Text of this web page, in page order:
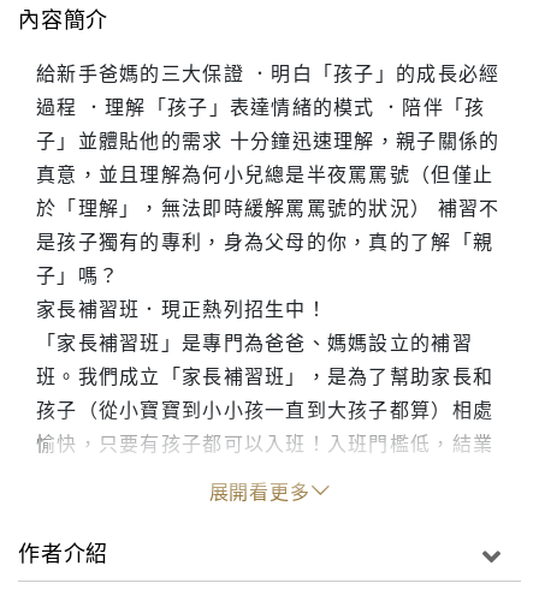
內容簡介
給新手爸媽的三大保證 ．明白「孩子」的成長必經
過程 ．理解「孩子」表達情緒的模式 ．陪伴「孩
子」並體貼他的需求 十分鐘迅速理解，親子關係的
真意，並且理解為何小兒總是半夜罵罵號（但僅止
於「理解」，無法即時緩解罵罵號的狀況） 補習不
是孩子獨有的專利，身為父母的你，真的了解「親
子」嗎？
家長補習班．現正熱列招生中！
「家長補習班」是專門為爸爸、媽媽設立的補習
班。我們成立「家長補習班」，是為了幫助家長和
孩子（從小寶寶到小小孩一直到大孩子都算）相處
愉快，只要有孩子都可以入班！入班門檻低，結業
迅速。但是，本書不是指南，只是要告訴孩子和父
母一個愛的故事：我們彼此需要，因為我們彼此相
連。養育孩子真的不是一件容易的事，從家長補習
班結業的您，請回頭看看孩子吧，和他（她）相處
展開看更多
作者介紹